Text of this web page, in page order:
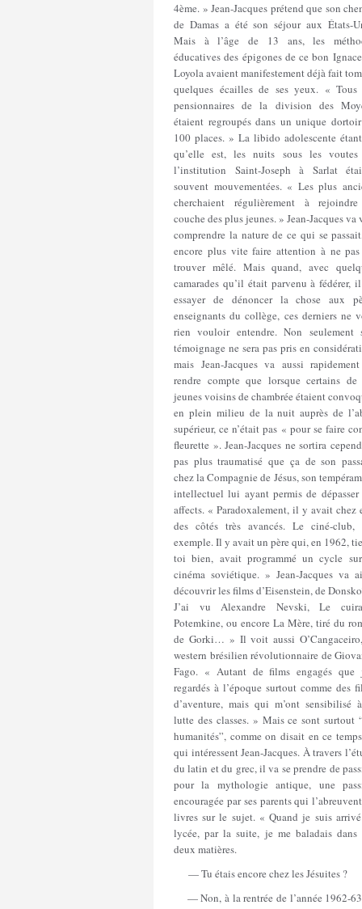
4ème. » Jean-Jacques prétend que son
de Damas a été son séjour aux États-
Mais à l’âge de 13 ans, les
éducatives des épigones de ce bon
Loyola avaient manifestement déjà fait
quelques écailles de ses yeux. « Tous
pensionnaires de la division des
étaient regroupés dans un unique
100 places. » La libido adolescente
qu’elle est, les nuits sous les
l’institution Saint-Joseph à Sarlat
souvent mouvementées. « Les plus
cherchaient régulièrement à
couche des plus jeunes. » Jean-Jacques va
comprendre la nature de ce qui se
encore plus vite faire attention à ne pas
trouver mêlé. Mais quand, avec
camarades qu’il était parvenu à fédérer,
essayer de dénoncer la chose aux
enseignants du collège, ces derniers ne
rien vouloir entendre. Non seulement
témoignage ne sera pas pris en
mais Jean-Jacques va aussi
rendre compte que lorsque certains de
jeunes voisins de chambrée étaient
en plein milieu de la nuit auprès de
supérieur, ce n’était pas « pour se faire
fleurette ». Jean-Jacques ne sortira
pas plus traumatisé que ça de son
chez la Compagnie de Jésus, son
intellectuel lui ayant permis de dépasser
affects. « Paradoxalement, il y avait chez
des côtés très avancés. Le ciné-club,
exemple. Il y avait un père qui, en 1962,
toi bien, avait programmé un cycle
cinéma soviétique. » Jean-Jacques va
découvrir les films d’Eisenstein, de
J’ai vu Alexandre Nevski, Le
Potemkine, ou encore La Mère, tiré du
de Gorki… » Il voit aussi
western brésilien révolutionnaire de
Fago. « Autant de films engagés que
regardés à l’époque surtout comme des
d’aventure, mais qui m’ont sensibilisé
lutte des classes. » Mais ce sont surtout
humanités”, comme on disait en ce
qui intéressent Jean-Jacques. À travers
du latin et du grec, il va se prendre de
pour la mythologie antique, une
encouragée par ses parents qui
livres sur le sujet. « Quand je suis
lycée, par la suite, je me baladais dans
deux matières.
— Tu étais encore chez les Jésuites ?
— Non, à la rentrée de l’année 1962-